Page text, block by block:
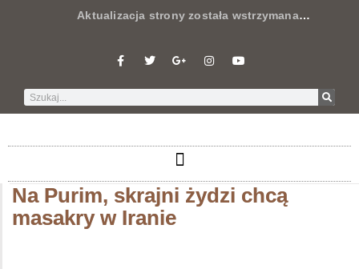
Aktualizacja strony została wstrzymana…
Na Purim, skrajni żydzi chcą
masakry w Iranie